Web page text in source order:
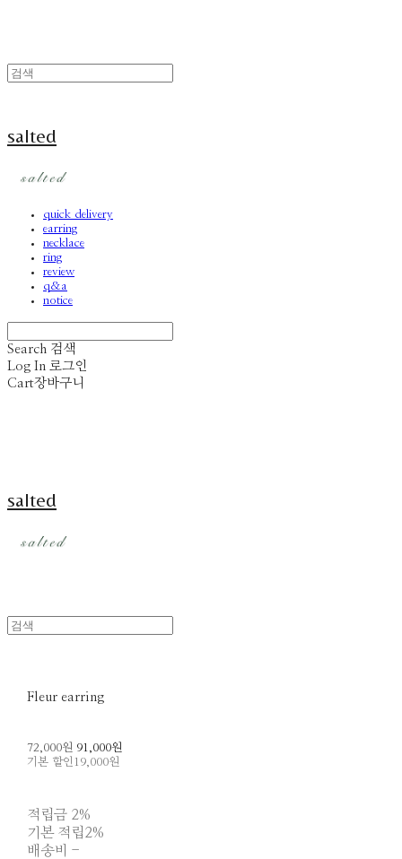
salted
quick delivery
earring
necklace
ring
review
q&a
notice
Search 검색
Log In 로그인
Cart장바구니
salted
Fleur earring
72,000원 91,000원
기본 할인 19,000원
적립금 2%
기본 적립2%
배송비 -